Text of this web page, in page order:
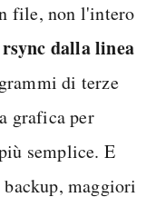
file, non l'intero
dalla linea
di terze
grafica per
semplice. E
maggiori